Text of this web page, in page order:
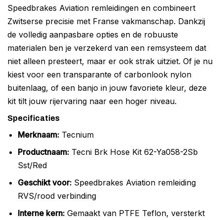
Speedbrakes Aviation remleidingen en combineert
Zwitserse precisie met Franse vakmanschap. Dankzij
de volledig aanpasbare opties en de robuuste
materialen ben je verzekerd van een remsysteem dat
niet alleen presteert, maar er ook strak uitziet. Of je nu
kiest voor een transparante of carbonlook nylon
buitenlaag, of een banjo in jouw favoriete kleur, deze
kit tilt jouw rijervaring naar een hoger niveau.
Specificaties
Merknaam:Tecnium
Productnaam:Tecni Brk Hose Kit 62-Ya058-2Sb
Sst/Red
Geschikt voor:Speedbrakes Aviation remleiding
RVS/rood verbinding
Interne kern:Gemaakt van PTFE Teflon, versterkt